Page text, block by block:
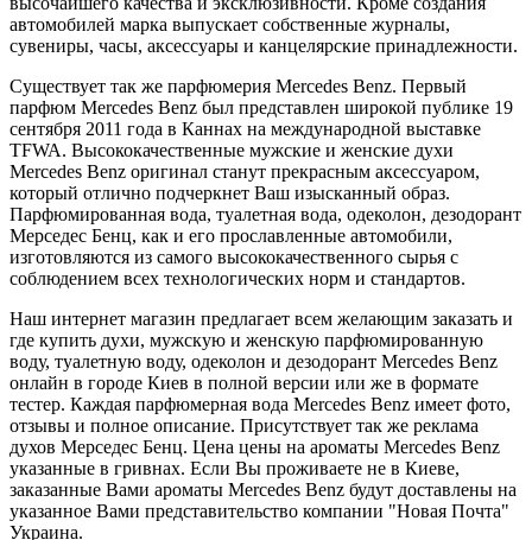
автомобилей марка выпускает собственные журналы,
сувениры, часы, аксессуары и канцелярские принадлежности.
Существует так же парфюмерия Mercedes Benz. Первый
парфюм Mercedes Benz был представлен широкой публике 19
сентября 2011 года в Каннах на международной выставке
TFWA. Высококачественные мужские и женские духи
Mercedes Benz оригинал станут прекрасным аксессуаром,
который отлично подчеркнет Ваш изысканный образ.
Парфюмированная вода, туалетная вода, одеколон, дезодорант
Мерседес Бенц, как и его прославленные автомобили,
изготовляются из самого высококачественного сырья с
соблюдением всех технологических норм и стандартов.
Наш интернет магазин предлагает всем желающим заказать и
где купить духи, мужскую и женскую парфюмированную
воду, туалетную воду, одеколон и дезодорант Mercedes Benz
онлайн в городе Киев в полной версии или же в формате
тестер. Каждая парфюмерная вода Mercedes Benz имеет фото,
отзывы и полное описание. Присутствует так же реклама
духов Мерседес Бенц. Цена цены на ароматы Mercedes Benz
указанные в гривнах. Если Вы проживаете не в Киеве,
заказанные Вами ароматы Mercedes Benz будут доставлены на
указанное Вами представительство компании "Новая Почта"
Украина.